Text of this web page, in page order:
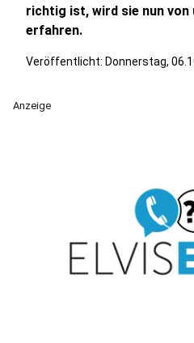
richtig ist, wird sie nun von
erfahren.
Veröffentlicht: Donnerstag,
Anzeige